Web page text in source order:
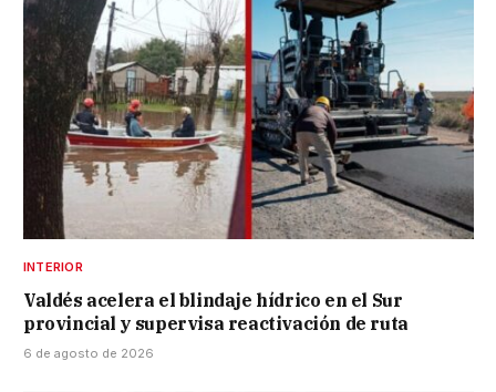
INTERIOR
Valdés acelera el blindaje hídrico en el Sur
provincial y supervisa reactivación de ruta
6 de agosto de 2026